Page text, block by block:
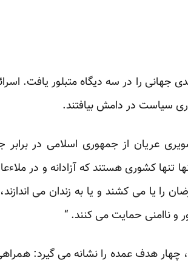
جهانی را در سه دیگاه متبلور یافت.
سیاست در دامش بیافتند.
عریان از جمهوری اسلامی در
تنها کشوری هستند که آزادانه و در
را یا می کشند و یا به زندان می
و ناامنی حمایت می کنند. “
چهار هدف عمده را نشانه می گیرد: